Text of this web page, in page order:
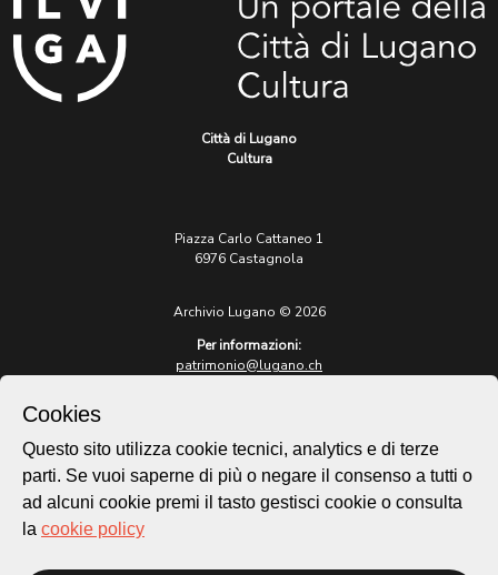
Città di Lugano
Cultura
Piazza Carlo Cattaneo 1
6976 Castagnola
Archivio Lugano © 2026
Per informazioni:
patrimonio@lugano.ch
lugano.ch
Cookie policy
Cookies
Questo sito utilizza cookie tecnici, analytics e di terze
parti. Se vuoi saperne di più o negare il consenso a tutti o
ad alcuni cookie premi il tasto gestisci cookie o consulta
la cookie policy